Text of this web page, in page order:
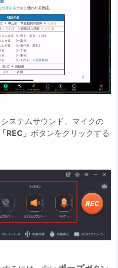
ステムサウンド、マイクの
「REC」ボタンをクリックする